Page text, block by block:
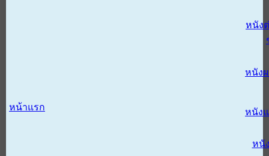
หน้าแรก
หนัง
หนัง
หนัง
หนั